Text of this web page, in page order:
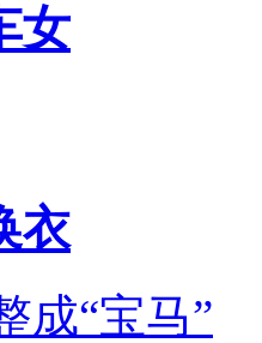
女
衣
成“宝马”